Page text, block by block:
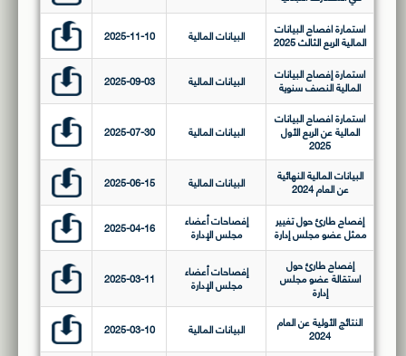
استمارة افصاح البيانات
المالية الربع الثالث 2025 البيانات المالية 2025-11-10
استمارة إفصاح البيانات
المالية النصف سنوية البيانات المالية 2025-09-03
استمارة افصاح البيانات
المالية عن الربع الأول
2025
البيانات المالية 2025-07-30
البيانات المالية النهائية
عن العام 2024 البيانات المالية 2025-06-15
إفصاح طارئ حول تغيير
ممثل عضو مجلس إدارة
إفصاحات أعضاء
مجلس الإدارة 2025-04-16
إفصاح طارئ حول
استقالة عضو مجلس
إدارة
إفصاحات أعضاء
مجلس الإدارة 2025-03-11
النتائج الأولية عن العام
2024 البيانات المالية 2025-03-10